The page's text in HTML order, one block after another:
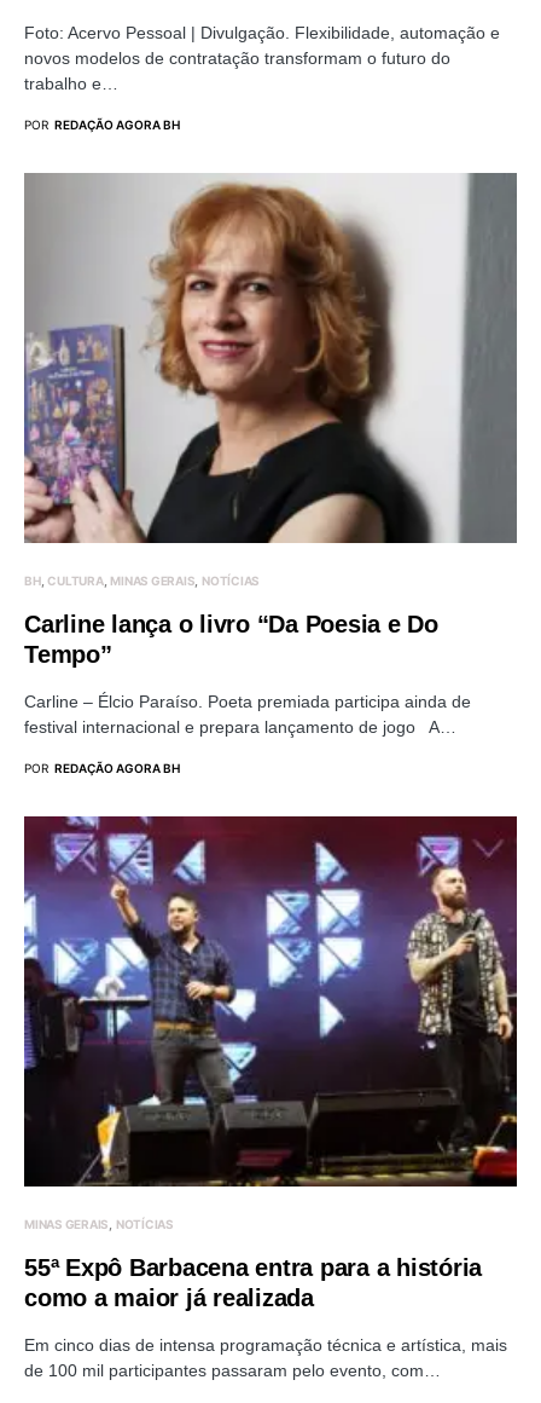
Foto: Acervo Pessoal | Divulgação. Flexibilidade, automação e
novos modelos de contratação transformam o futuro do
trabalho e…
POR REDAÇÃO AGORA BH
BH CULTURA MINAS GERAIS NOTÍCIAS
Carline lança o livro “Da Poesia e Do
Tempo”
Carline – Élcio Paraíso. Poeta premiada participa ainda de
festival internacional e prepara lançamento de jogo A…
POR REDAÇÃO AGORA BH
MINAS GERAIS NOTÍCIAS
55ª Expô Barbacena entra para a história
como a maior já realizada
Em cinco dias de intensa programação técnica e artística, mais
de 100 mil participantes passaram pelo evento, com…